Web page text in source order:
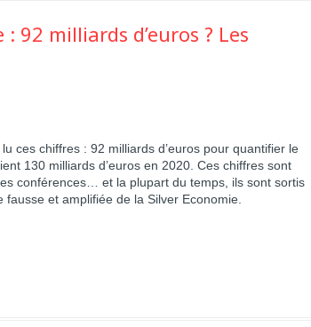
92 milliards d’euros ? Les
ces chiffres : 92 milliards d’euros pour quantifier le
130 milliards d’euros en 2020. Ces chiffres sont
conférences… et la plupart du temps, ils sont sortis
et amplifiée de la Silver Economie.